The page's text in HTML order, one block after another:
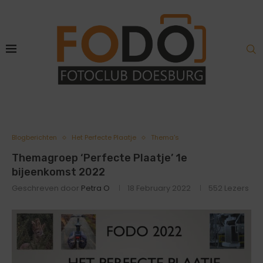
Blogberichten Het Perfecte Plaatje Thema's
Themagroep ‘Perfecte Plaatje’ 1e
bijeenkomst 2022
Geschreven door Petra O 18 February 2022 552 Lezers